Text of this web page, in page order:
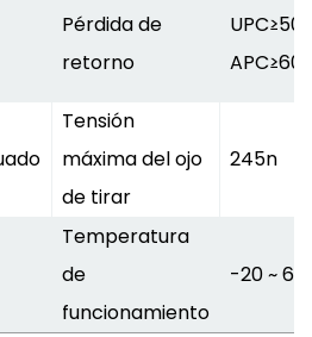
Pérdida de
retorno
Tensión
máxima del ojo
de tirar
245n
Temperatura
de
funcionamiento
-20 ~ 60